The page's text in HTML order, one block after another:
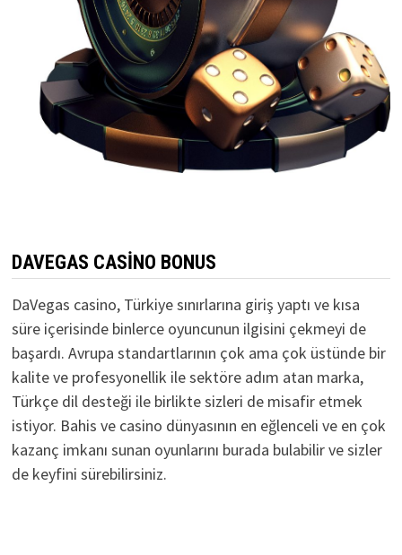
DAVEGAS CASINO BONUS
DaVegas casino, Türkiye sınırlarına giriş yaptı ve kısa
süre içerisinde binlerce oyuncunun ilgisini çekmeyi de
başardı. Avrupa standartlarının çok ama çok üstünde bir
kalite ve profesyonellik ile sektöre adım atan marka,
Türkçe dil desteği ile birlikte sizleri de misafir etmek
istiyor. Bahis ve casino dünyasının en eğlenceli ve en çok
kazanç imkanı sunan oyunlarını burada bulabilir ve sizler
de keyfini sürebilirsiniz.